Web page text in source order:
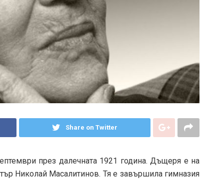
Share on Twitter
през далечната 1921 година. Дъщеря е на
Николай Масалитинов. Тя е завършила гимназия